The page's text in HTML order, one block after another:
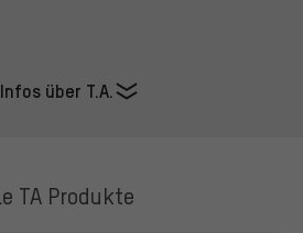
über T.A.
TA Produkte